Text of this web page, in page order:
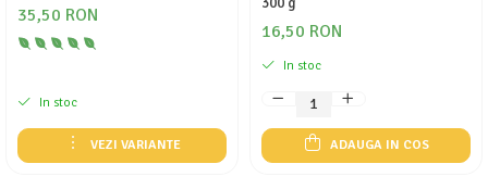
35,50 RON
In stoc
VEZI VARIANTE
16,50 RON
In stoc
ADAUGA IN COS